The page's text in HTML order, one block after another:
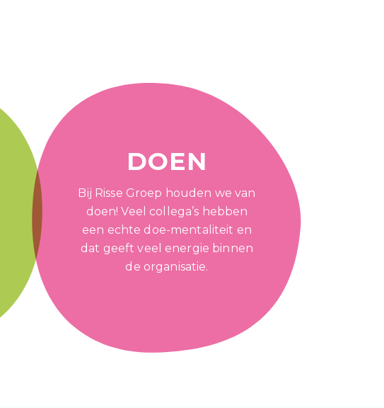
DOEN
Bij Risse Groep houden we van
doen! Veel collega’s hebben
een echte doe-mentaliteit en
dat geeft veel energie binnen
de organisatie.